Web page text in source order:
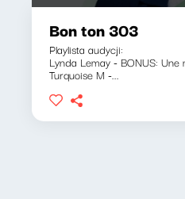
Bon ton 303
Playlista audycji:
Lynda Lemay - BONUS:
Turquoise M -...